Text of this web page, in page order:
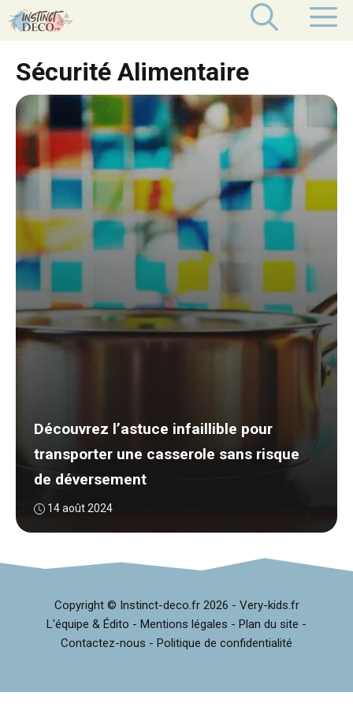
Aller
au
Sécurité Alimentaire
Découvrez l’astuce infaillible pour
transporter une casserole sans risque
de déversement
14 août 2024
Copyright © Instinct-deco.fr 2026 - Very-kids.fr
L'équipe & Édito - Mentions légales - Plan du site -
Contactez-nous - Politique de confidentialité